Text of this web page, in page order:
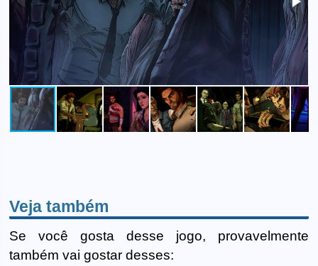
Veja também
Se você gosta desse jogo, provavelmente
também vai gostar desses: